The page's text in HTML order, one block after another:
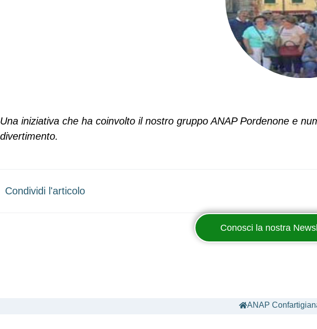
Una iniziativa che ha coinvolto il nostro gruppo ANAP Pordenone e
divertimento.
Condividi l'articolo
Conosci la nostra
ANAP